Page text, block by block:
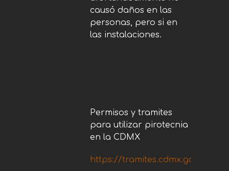
causó daños en las
personas, pero si en
las instalaciones.
Permisos y tramites
para utilizar pirotecnia
en la CDMX
https://tramites.cdmx.gob.mx/